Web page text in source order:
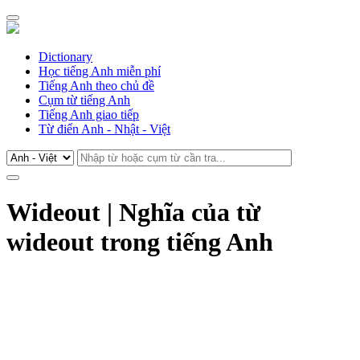
Dictionary
Học tiếng Anh miễn phí
Tiếng Anh theo chủ đề
Cụm từ tiếng Anh
Tiếng Anh giao tiếp
Từ điển Anh - Nhật - Việt
Wideout | Nghĩa của từ
wideout trong tiếng Anh